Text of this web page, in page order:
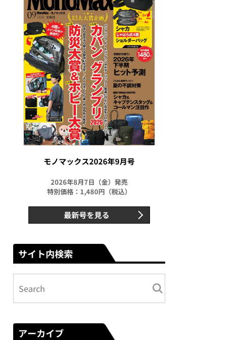
モノマックス2026年9月号
2026年8月7日（金）発売
特別価格：1,480円（税込）
最新号を見る
サイト内検索
アーカイブ